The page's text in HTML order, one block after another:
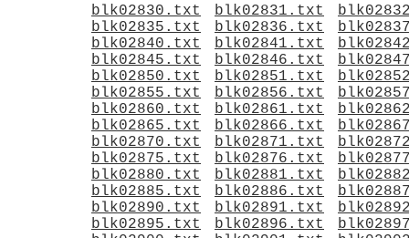
blk02830.txt
blk02831.txt
blk02835.txt
blk02836.txt
blk02840.txt
blk02841.txt
blk02845.txt
blk02846.txt
blk02850.txt
blk02851.txt
blk02855.txt
blk02856.txt
blk02860.txt
blk02861.txt
blk02865.txt
blk02866.txt
blk02870.txt
blk02871.txt
blk02875.txt
blk02876.txt
blk02880.txt
blk02881.txt
blk02885.txt
blk02886.txt
blk02890.txt
blk02891.txt
blk02895.txt
blk02896.txt